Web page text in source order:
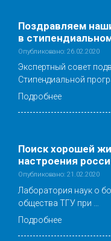
Поздравляем
в
Опубликовано: 26.02.2020
Экспертный совет
Стипендиальной
Подробнее
Поиск хорошей
настроения
Опубликовано: 21.02.2020
Лаборатория наук о
общества ТГУ при …
Подробнее